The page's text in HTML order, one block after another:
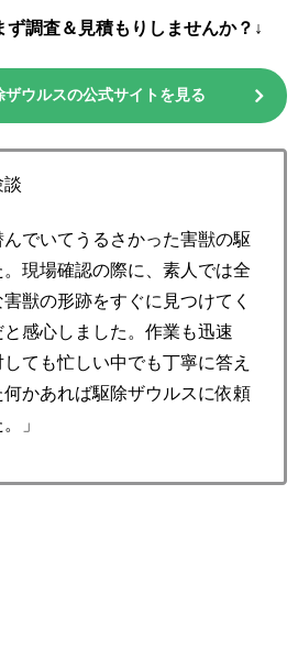
ず調査＆見積もりしませんか？↓
ザウルスの公式サイトを見る
談
んでいてうるさかった害獣の駆
現場確認の際に、素人では全
獣の形跡をすぐに見つけてく
感心しました。作業も迅速
ても忙しい中でも丁寧に答え
かあれば駆除ザウルスに依頼
」